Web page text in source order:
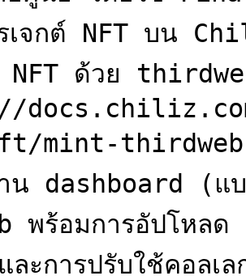
รเจกต์ NFT บน
ด้วย
mint-
น dashboard (แบ
พร้อมการอัปโหลด
ะการปรับใช้คอลเ